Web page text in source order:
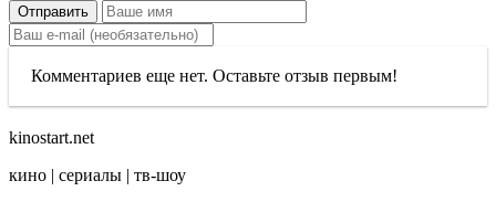
Отправить
Комментариев еще нет. Оставьте отзыв первым!
kinostart.net
кино | сериалы | тв-шоу